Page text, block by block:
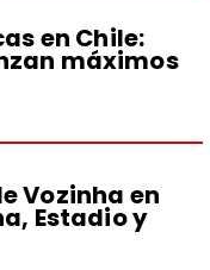
en Chile:
máximos
Vozinha en
Estadio y